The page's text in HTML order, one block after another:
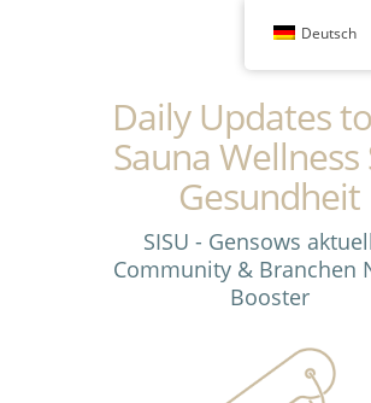
Daily Updates
Sauna Wellness
Gesundheit
SISU - Gensows
Community & Branchen
Booster
Deutsch